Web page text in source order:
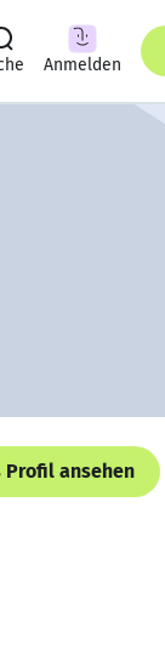
Anmelden
Profil ansehen